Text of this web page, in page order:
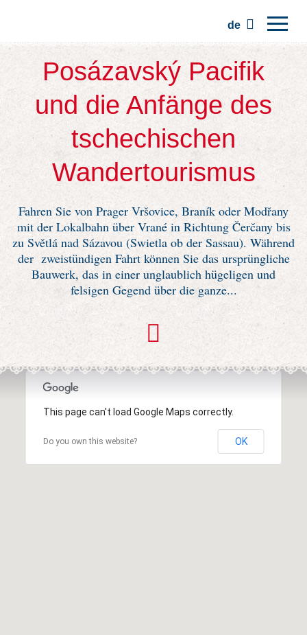
de
Traditionen
Ausflüge
Kommunität
Posázavský Pacifik
und die Anfänge des
tschechischen
Wandertourismus
Fahren Sie von Prager Vršovice, Braník oder Modřany
mit der Lokalbahn über Vrané in Richtung Čerčany bis
zu Světlá nad Sázavou (Swietla ob der Sassau). Während
der zweistündigen Fahrt können Sie das ursprüngliche
Bauwerk, das in einer unglaublich hügeligen und
felsigen Gegend über die ganze...
This page can't load Google Maps correctly.
Do you own this website? OK